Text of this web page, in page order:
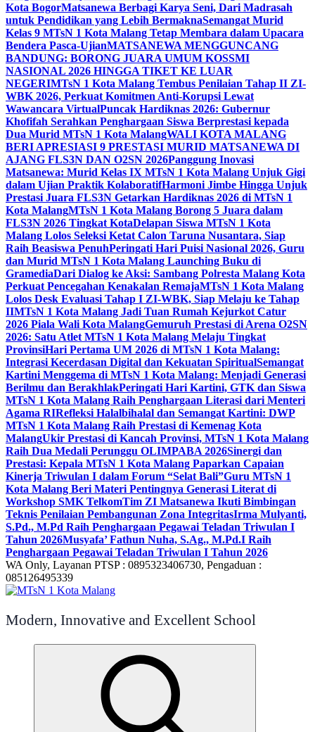
Kota BogorMatsanewa Berbagi Karya Seni, Dari Madrasah
untuk Pendidikan yang Lebih BermaknaSemangat Murid
Kelas 9 MTsN 1 Kota Malang Tetap Membara dalam Upacara
Bendera Pasca-UjianMATSANEWA MENGGUNCANG
BANDUNG: BORONG JUARA UMUM KOSSMI
NASIONAL 2026 HINGGA TIKET KE LUAR
NEGERIMTsN 1 Kota Malang Tembus Penilaian Tahap II ZI-
WBK 2026, Perkuat Komitmen Anti-Korupsi Lewat
Wawancara VirtualPuncak Hardiknas 2026: Gubernur
Khofifah Serahkan Penghargaan Siswa Berprestasi kepada
Dua Murid MTsN 1 Kota MalangWALI KOTA MALANG
BERI APRESIASI 9 PRESTASI MURID MATSANEWA DI
AJANG FLS3N DAN O2SN 2026Panggung Inovasi
Matsanewa: Murid Kelas IX MTsN 1 Kota Malang Unjuk Gigi
dalam Ujian Praktik KolaboratifHarmoni Jimbe Hingga Unjuk
Prestasi Juara FLS3N Getarkan Hardiknas 2026 di MTsN 1
Kota MalangMTsN 1 Kota Malang Borong 5 Juara dalam
FLS3N 2026 Tingkat KotaDelapan Siswa MTsN 1 Kota
Malang Lolos Seleksi Ketat Calon Taruna Nusantara, Siap
Raih Beasiswa PenuhPeringati Hari Puisi Nasional 2026, Guru
dan Murid MTsN 1 Kota Malang Launching Buku di
GramediaDari Dialog ke Aksi: Sambang Polresta Malang Kota
Perkuat Pencegahan Kenakalan RemajaMTsN 1 Kota Malang
Lolos Desk Evaluasi Tahap I ZI-WBK, Siap Melaju ke Tahap
IIMTsN 1 Kota Malang Jadi Tuan Rumah Kejurkot Catur
2026 Piala Wali Kota MalangGemuruh Prestasi di Arena O2SN
2026: Satu Atlet MTsN 1 Kota Malang Melaju Tingkat
ProvinsiHari Pertama UM 2026 di MTsN 1 Kota Malang:
Integrasi Kecerdasan Digital dan Kekuatan SpiritualSemangat
Kartini Menggema di MTsN 1 Kota Malang: Menjadi Generasi
Berilmu dan BerakhlakPeringati Hari Kartini, GTK dan Siswa
MTsN 1 Kota Malang Raih Penghargaan Literasi dari Menteri
Agama RIRefleksi Halalbihalal dan Semangat Kartini: DWP
MTsN 1 Kota Malang Raih Prestasi di Kemenag Kota
MalangUkir Prestasi di Kancah Provinsi, MTsN 1 Kota Malang
Raih Dua Medali Perunggu OLIMPABA 2026Sinergi dan
Prestasi: Kepala MTsN 1 Kota Malang Paparkan Capaian
Kinerja Triwulan I dalam Forum “Selat Bali”Guru MTsN 1
Kota Malang Beri Materi Pentingnya Generasi Literat di
Workshop SMK TelkomTim ZI Matsanewa Ikuti Bimbingan
Teknis Penilaian Pembangunan Zona IntegritasIrma Mulyanti,
S.Pd., M.Pd Raih Penghargaan Pegawai Teladan Triwulan I
Tahun 2026Musyafa’ Fathun Nuha, S.Ag., M.Pd.I Raih
Penghargaan Pegawai Teladan Triwulan I Tahun 2026
WA Only, Layanan PTSP : 0895323406730, Pengaduan :
085126495339
Modern, Innovative and Excellent School